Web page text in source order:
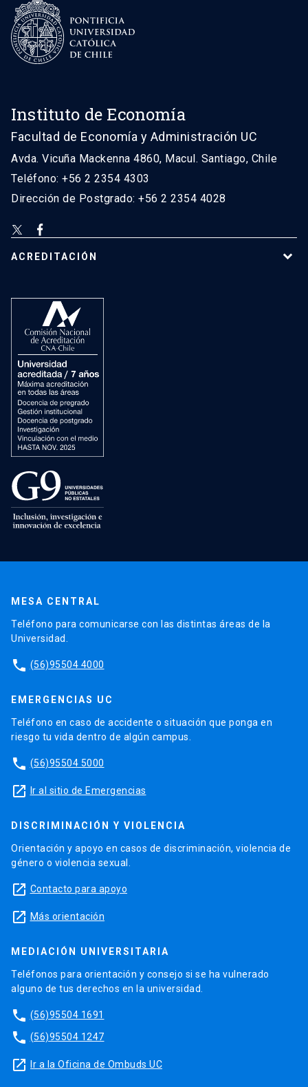
Instituto de Economía
Facultad de Economía y Administración UC
Avda. Vicuña Mackenna 4860, Macul. Santiago, Chile
Teléfono: +56 2 2354 4303
Dirección de Postgrado: +56 2 2354 4028
ACREDITACIÓN
MESA CENTRAL
Teléfono para comunicarse con las distintas áreas de la
Universidad.
phone (56)95504 4000
EMERGENCIAS UC
Teléfono en caso de accidente o situación que ponga en
riesgo tu vida dentro de algún campus.
phone (56)95504 5000
launch Ir al sitio de Emergencias
DISCRIMINACIÓN Y VIOLENCIA
Orientación y apoyo en casos de discriminación, violencia de
género o violencia sexual.
launch Contacto para apoyo
launch Más orientación
MEDIACIÓN UNIVERSITARIA
Teléfonos para orientación y consejo si se ha vulnerado
alguno de tus derechos en la universidad.
phone (56)95504 1691
phone (56)95504 1247
launch Ir a la Oficina de Ombuds UC